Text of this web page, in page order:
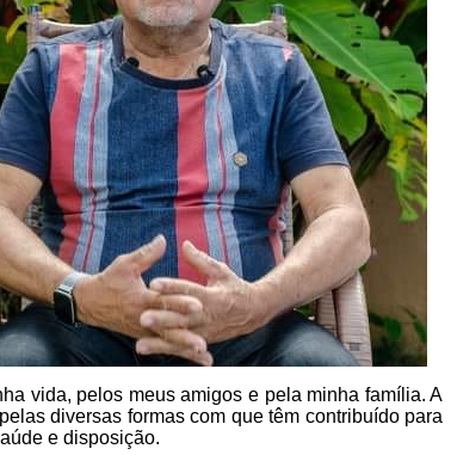
vida, pelos meus amigos e pela minha família. A
diversas formas com que têm contribuído para
e disposição.